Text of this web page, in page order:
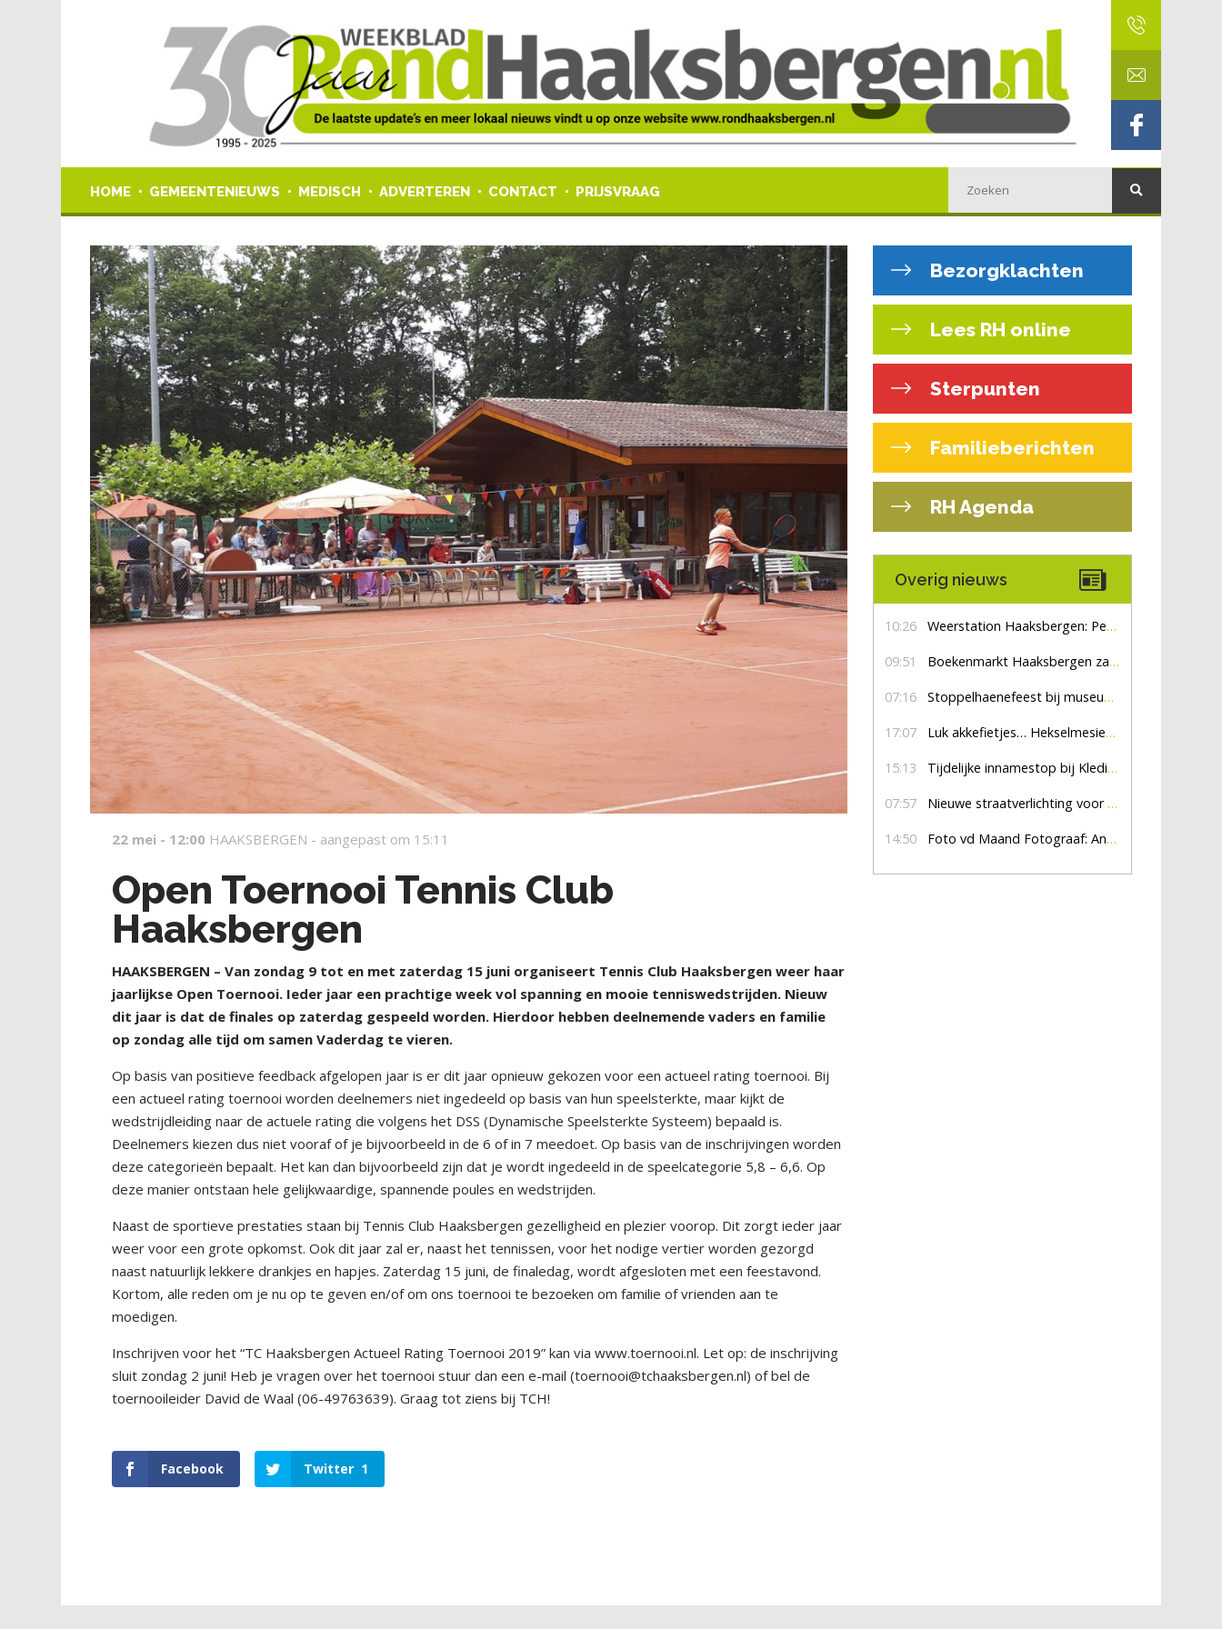
HOME GEMEENTENIEUWS MEDISCH ADVERTEREN CONTACT PRIJSVRAAG
22 mei - 12:00 HAAKSBERGEN - aangepast om 15:11
Open Toernooi Tennis Club
Haaksbergen
HAAKSBERGEN – Van zondag 9 tot en met zaterdag 15 juni organiseert Tennis Club Haaksbergen weer haar
jaarlijkse Open Toernooi. Ieder jaar een prachtige week vol spanning en mooie tenniswedstrijden. Nieuw
dit jaar is dat de finales op zaterdag gespeeld worden. Hierdoor hebben deelnemende vaders en familie
op zondag alle tijd om samen Vaderdag te vieren.
Op basis van positieve feedback afgelopen jaar is er dit jaar opnieuw gekozen voor een actueel rating toernooi. Bij
een actueel rating toernooi worden deelnemers niet ingedeeld op basis van hun speelsterkte, maar kijkt de
wedstrijdleiding naar de actuele rating die volgens het DSS (Dynamische Speelsterkte Systeem) bepaald is.
Deelnemers kiezen dus niet vooraf of je bijvoorbeeld in de 6 of in 7 meedoet. Op basis van de inschrijvingen worden
deze categorieën bepaalt. Het kan dan bijvoorbeeld zijn dat je wordt ingedeeld in de speelcategorie 5,8 – 6,6. Op
deze manier ontstaan hele gelijkwaardige, spannende poules en wedstrijden.
Naast de sportieve prestaties staan bij Tennis Club Haaksbergen gezelligheid en plezier voorop. Dit zorgt ieder jaar
weer voor een grote opkomst. Ook dit jaar zal er, naast het tennissen, voor het nodige vertier worden gezorgd
naast natuurlijk lekkere drankjes en hapjes. Zaterdag 15 juni, de finaledag, wordt afgesloten met een feestavond.
Kortom, alle reden om je nu op te geven en/of om ons toernooi te bezoeken om familie of vrienden aan te
moedigen.
Inschrijven voor het “TC Haaksbergen Actueel Rating Toernooi 2019” kan via www.toernooi.nl. Let op: de inschrijving
sluit zondag 2 juni! Heb je vragen over het toernooi stuur dan een e-mail (toernooi@tchaaksbergen.nl) of bel de
toernooileider David de Waal (06-49763639). Graag tot ziens bij TCH!
Facebook Twitter 1
Bezorgklachten
Lees RH online
Sterpunten
Familieberichten
RH Agenda
Overig nieuws
10:26 Weerstation Haaksbergen: Perioden met zon en droog
09:51 Boekenmarkt Haaksbergen zaterdag 8 augustus, marktplein Haaksbergen
07:16 Stoppelhaenefeest bij museum De Lebbenbrugge
17:07 Luk akkefietjes… HekselmesienHarry
15:13 Tijdelijke innamestop bij Kledingbank Stefania
07:57 Nieuwe straatverlichting voor De Veldmaat en De Pas
14:50 Foto vd Maand Fotograaf: Anna Jalving